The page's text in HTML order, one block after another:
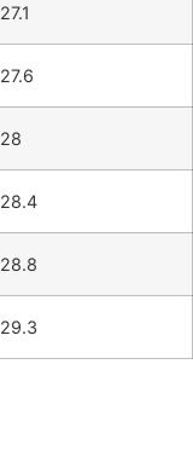
27.1
27.6
28
28.4
28.8
29.3